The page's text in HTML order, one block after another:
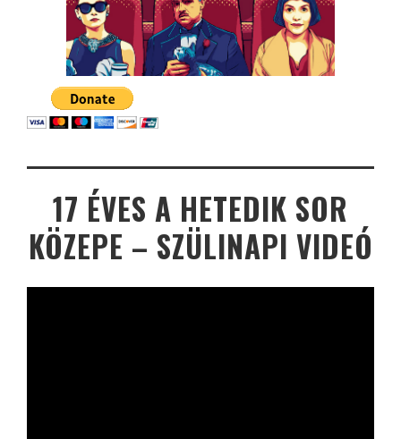
17 ÉVES A HETEDIK SOR
KÖZEPE – SZÜLINAPI VIDEÓ